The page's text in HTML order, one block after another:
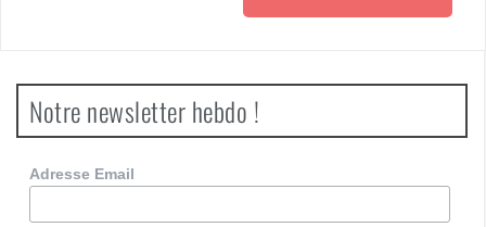
Notre newsletter hebdo !
Adresse Email